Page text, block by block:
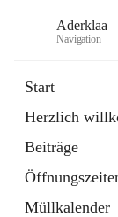
Aderklaa
Navigation
Start
Herzlich
Beiträge
Müllkalender
6 Schnellzugriffe
Gemeinde
3 Schnellzugriffe